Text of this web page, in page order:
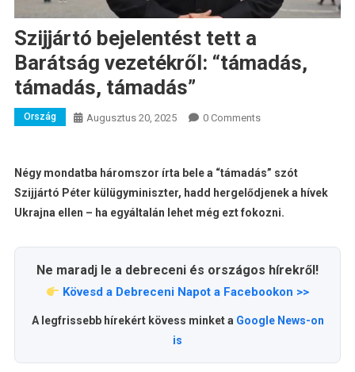
Szijjártó bejelentést tett a
Barátság vezetékről: “támadás,
támadás, támadás”
Ország Augusztus 20, 2025 0 Comments
Négy mondatba háromszor írta bele a “támadás” szót
Szijjártó Péter külügyminiszter, hadd hergelődjenek a hívek
Ukrajna ellen – ha egyáltalán lehet még ezt fokozni.
Ne maradj le a debreceni és országos hírekről!
Kövesd a Debreceni Napot a Facebookon >>
A legfrissebb hírekért kövess minket a Google News-on
is